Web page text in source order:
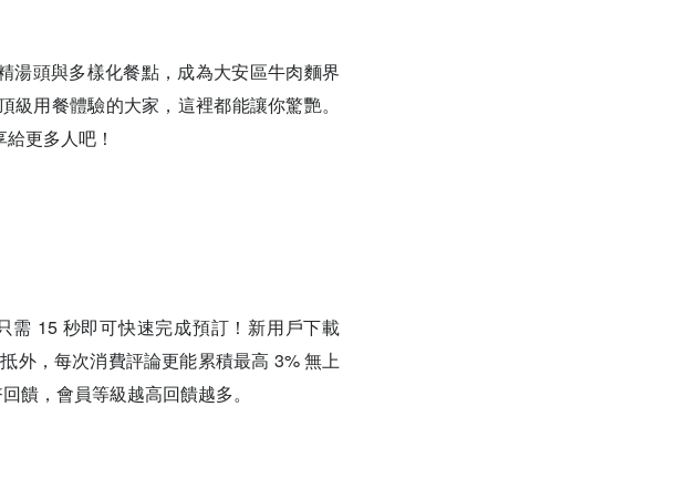
頭與多樣化餐點，成為大安區牛肉麵界
用餐體驗的大家，這裡都能讓你驚艷。
更多人吧！
15 秒即可快速完成預訂！新用戶下載
外，每次消費評論更能累積最高 3% 無上
饋，會員等級越高回饋越多。